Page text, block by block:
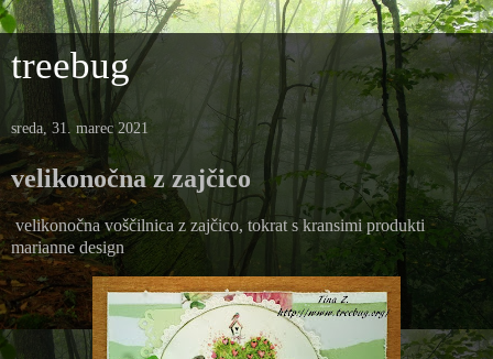
treebug
sreda, 31. marec 2021
velikonočna z zajčico
velikonočna voščilnica z zajčico, tokrat s kransimi produkti
marianne design